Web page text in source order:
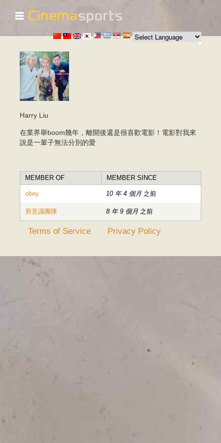
移
至
主
☰
Harry Liu
在業界舉boom幾年，離開後還是很喜歡電影！電影對我來
說是一輩子無法分別的愛
MEMBER OF MEMBER SINCE
obey 10 年 4 個月 之前
剪意識團隊 8 年 9 個月 之前
Terms of Service Privacy Policy